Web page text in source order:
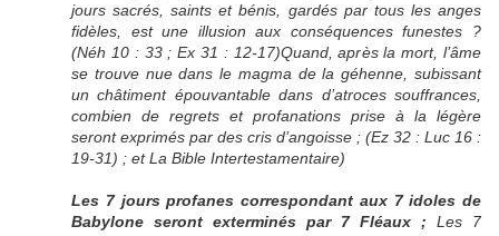
jours sacrés, saints et bénis, gardés par tous les anges
fidèles, est une illusion aux conséquences funestes ?
(Néh 10 : 33 ; Ex 31 : 12-17)Quand, après la mort, l’âme
se trouve nue dans le magma de la géhenne, subissant
un châtiment épouvantable dans d’atroces souffrances,
combien de regrets et profanations prise à la légère
seront exprimés par des cris d’angoisse ; (Ez 32 : Luc 16 :
19-31) ; et La Bible Intertestamentaire)
Les 7 jours profanes correspondant aux 7 idoles de
Babylone seront exterminés par 7 Fléaux ; Les 7